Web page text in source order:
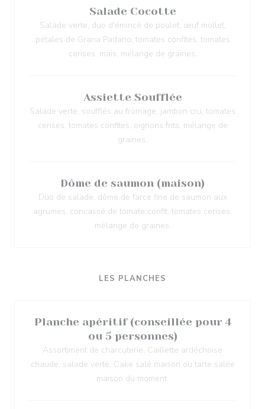
Salade Cocotte
Salade verte, duo d'émincé de poulet, œuf mollet,
pétales de Grana Padano, tomates confites, tomates
cerises, maïs, mélange de graines.
Assiette Soufflée
Salade verte, soufflés au fromage, jambon cru, tomates
cerises, tomates confites, oignons frits, mélange de
graines.
Dôme de saumon (maison)
Duo de salade, dôme de farce fine de saumon aux
agrumes, concassé de tomate confit, tomates cerises,
mélange de graines.
LES PLANCHES
Planche apéritif (conseillée pour 4
ou 5 personnes)
Assortiment de charcuterie, Caillette ardéchoise
chaude, salade verte, Cake salé maison ou tarte salée
maison du moment.